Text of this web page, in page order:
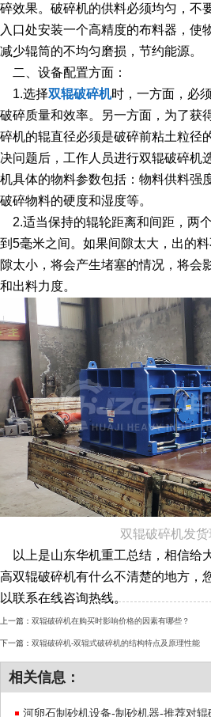
碎效果。破碎机的供料必须均匀，不
入口处安装一个高精度的布料器，使
减少辊筒的不均匀磨损，节约能源。
二、设备配置方面：
1.选择双辊破碎机时，一方面，必
破碎质量和效率。另一方面，为了获
碎机的辊直径必须是破碎前粘土粒径
决问题后，工作人员进行双辊破碎机
机具体的物料参数包括：物料供料强
破碎物料的硬度和湿度等。
2.适当保持的辊轮距离和间距，两
到5毫米之间。如果间隙太大，出的
隙太小，将会产生堵塞的情况，将会
和出料力度。
双辊破碎机发货
以上是山东华机重工总结，相信给
高双辊破碎机有什么不清楚的地方，
以联系在线咨询热线。
上一篇： 双辊破碎机在购买时影响价格的因素有哪些？
下一篇： 双辊破碎机-双辊式破碎机的结构特点及原理性能
相关信息：
河卵石制砂机设备-制砂机器-推荐对辊